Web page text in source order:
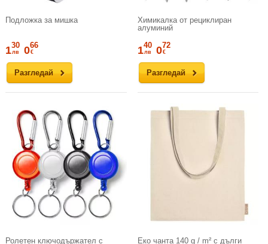
Подложка за мишка
Разгледай
130
лв 066
€
Химикалка от рециклиран
алуминий
Разгледай
140
лв 072
€
Ролетен ключодържател с
Еко чанта 140 g / m² с дълги